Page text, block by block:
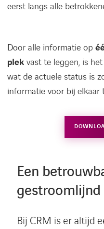
eerst langs alle
Door alle informatie op
plek vast te leggen, is
wat de actuele status is
informatie voor bij elkaar
Een
gestroomlijnd
Bij CRM is er altijd